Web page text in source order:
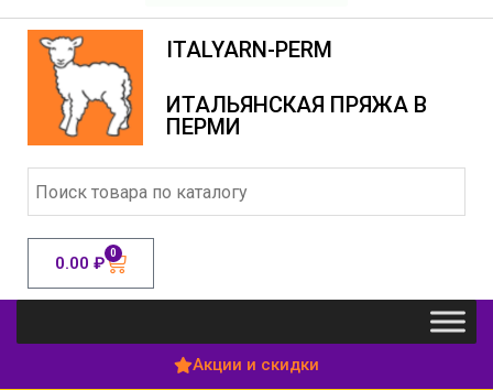
ITALYARN-PERM
ИТАЛЬЯНСКАЯ ПРЯЖА В
ПЕРМИ
0.00 ₽ 0
Акции и скидки